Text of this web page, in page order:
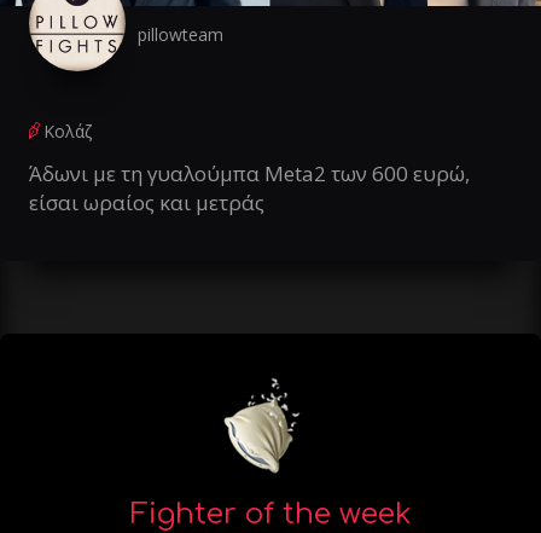
pillowteam
Κολάζ
Άδωνι με τη γυαλούμπα Meta2 των 600 ευρώ,
είσαι ωραίος και μετράς
Fighter of the week